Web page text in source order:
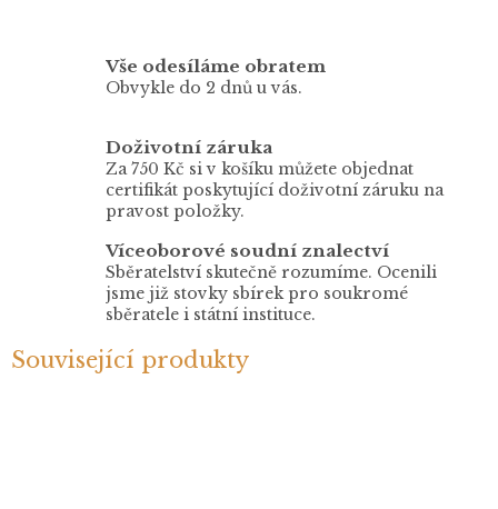
Vše odesíláme obratem
Obvykle do 2 dnů u vás.
Doživotní záruka
Za 750 Kč si v košíku můžete objednat
certifikát poskytující doživotní záruku na
pravost položky.
Víceoborové soudní znalectví
Sběratelství skutečně rozumíme. Ocenili
jsme již stovky sbírek pro soukromé
sběratele i státní instituce.
Související produkty